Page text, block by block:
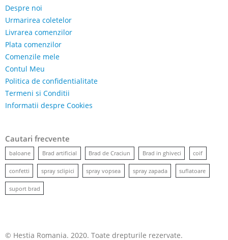
Despre noi
Urmarirea coletelor
Livrarea comenzilor
Plata comenzilor
Comenzile mele
Contul Meu
Politica de confidentialitate
Termeni si Conditii
Informatii despre Cookies
Cautari frecvente
baloane Brad artificial Brad de Craciun Brad in ghiveci coif
confetti spray sclipici spray vopsea spray zapada suflatoare
suport brad
© Hestia Romania. 2020. Toate drepturile rezervate.